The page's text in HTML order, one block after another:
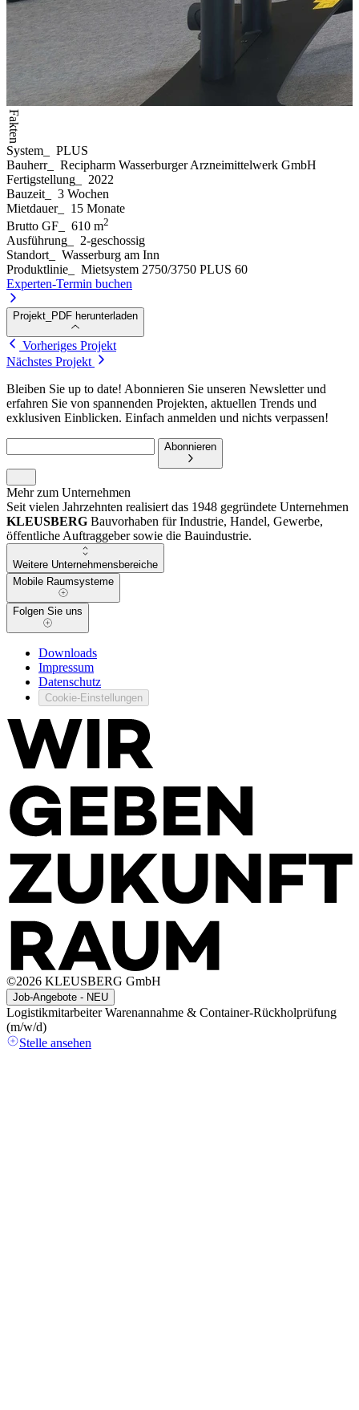
Fakten
System
PLUS
Bauherr_
Recipharm Wasserburger Arzneimittelwerk GmbH
Fertigstellung
2022
Bauzeit
3 Wochen
Mietdauer_
15 Monate
Brutto GF
610 m2
Ausführung
2-geschossig
Standort
Wasserburg am Inn
Produktlinie
Mietsystem 2750/3750 PLUS 60
Experten-Termin buchen
Projekt_PDF herunterladen
Vorheriges Projekt
Nächstes Projekt
Bleiben Sie up to date! Abonnieren Sie unseren Newsletter und
erfahren Sie von spannenden Projekten, aktuellen Trends und
exklusiven Einblicken. Einfach anmelden und nichts verpassen!
Abonnieren
Mehr zum Unternehmen
Seit vielen Jahrzehnten realisiert das 1948 gegründete Unternehmen
KLEUSBERG Bauvorhaben für Industrie, Handel, Gewerbe,
öffentliche Auftraggeber sowie die Bauindustrie.
Weitere Unternehmensbereiche
Mobile Raumsysteme
Folgen Sie uns
Downloads
Impressum
Datenschutz
Cookie-Einstellungen
©2026 KLEUSBERG GmbH
Job-Angebote - NEU
Logistikmitarbeiter Warenannahme & Container-Rückholprüfung
(m/w/d)
Stelle ansehen